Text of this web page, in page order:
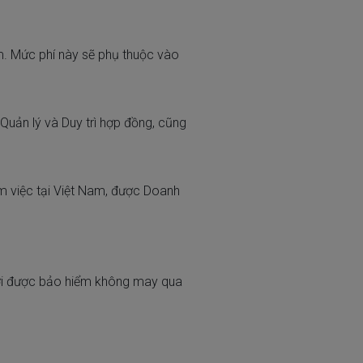
Mức phí này sẽ phụ thuộc vào
lý và Duy trì hợp đồng, cũng
việc tại Việt Nam, được Doanh
được bảo hiểm không may qua